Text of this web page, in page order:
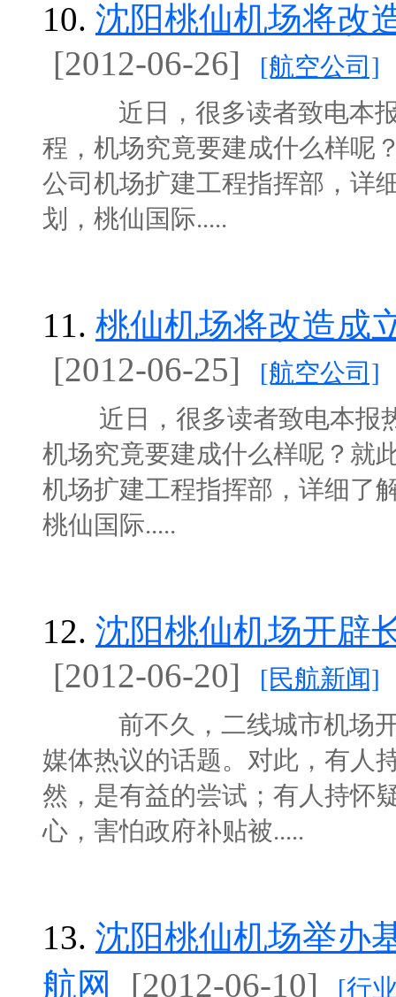
10. 沈阳桃仙机场将改
[2012-06-26]
[航空公司]
近日，很多读者致电本报
程，机场究竟要建成什么样呢
公司机场扩建工程指挥部，
划，桃仙国际.....
11. 桃仙机场将改造成
[2012-06-25]
[航空公司]
近日，很多读者致电本报热
机场究竟要建成什么样呢？就
机场扩建工程指挥部，详细
桃仙国际.....
12. 沈阳桃仙机场开辟
[2012-06-20]
[民航新闻]
前不久，二线城市机场开
媒体热议的话题。对此，有人
然，是有益的尝试；有人持怀
心，害怕政府补贴被.....
13. 沈阳桃仙机场举办
航网
[2012-06-10]
[行